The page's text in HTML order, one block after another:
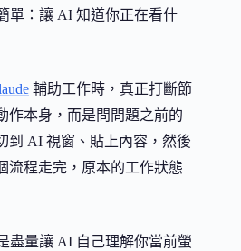
單：讓 AI 知道你正在看什
輔助工作時，真正打斷節
作本身，而是問問題之前的
到 AI 視窗、貼上內容，然後
流程走完，原本的工作狀態
盡量讓 AI 自己理解你當前螢